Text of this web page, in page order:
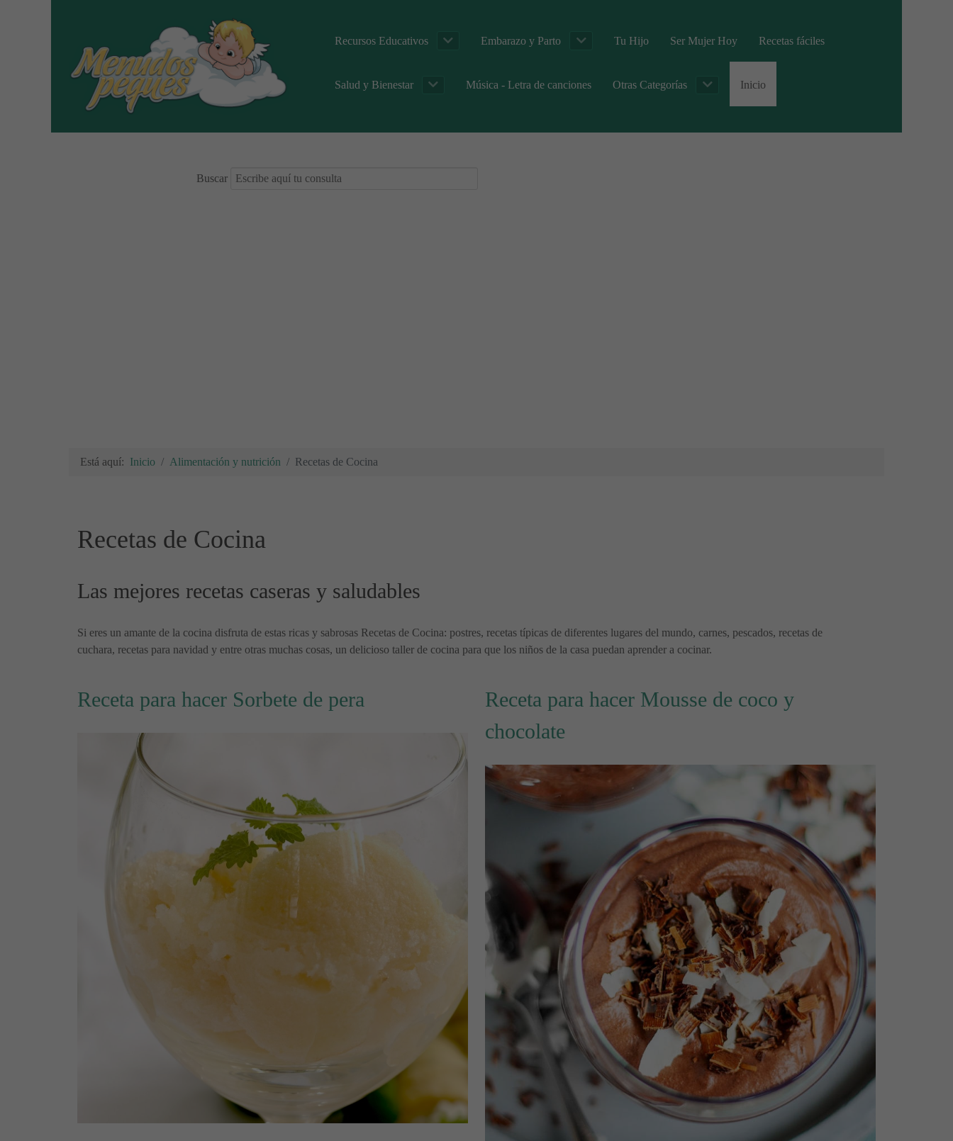
Recursos Educativos Embarazo y Parto Tu Hijo Ser Mujer Hoy Recetas fáciles
Salud y Bienestar Música - Letra de canciones Otras Categorías Inicio
Buscar
Está aquí: Inicio Alimentación y nutrición Recetas de Cocina
Recetas de Cocina
Las mejores recetas caseras y saludables
Si eres un amante de la cocina disfruta de estas ricas y sabrosas Recetas de Cocina: postres, recetas típicas de diferentes lugares del mundo, carnes, pescados, recetas de
cuchara, recetas para navidad y entre otras muchas cosas, un delicioso taller de cocina para que los niños de la casa puedan aprender a cocinar.
Receta para hacer Sorbete de pera
Receta para hacer Mousse de coco y
chocolate